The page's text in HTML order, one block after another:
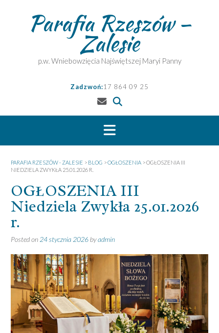
Parafia Rzeszów –
Zalesie
p.w. Wniebowzięcia Najświętszej Maryi Panny
Zadzwoń:17 864 09 25
PARAFIA RZESZÓW - ZALESIE > BLOG >OGŁOSZENIA >OGŁOSZENIA III
NIEDZIELA ZWYKŁA 25.01.2026 R.
OGŁOSZENIA III
Niedziela Zwykła 25.01.2026
r.
Posted on 24 stycznia 2026 byadmin